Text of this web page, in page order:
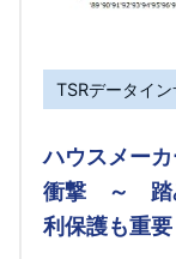
TSRデータイン
ハウスメー
衝撃 ～ 踏
利保護も重要